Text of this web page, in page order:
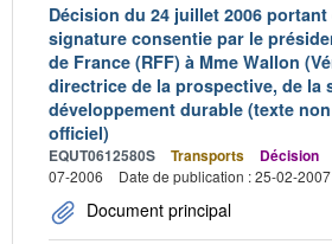
Décision du 24 juillet 2006
signature consentie par le
de France (RFF) à Mme Wallon
directrice de la prospective, de la
développement durable (texte
officiel)
EQUT0612580S Transports Décision
07-2006
Date de publication : 25-02-2007
Document principal